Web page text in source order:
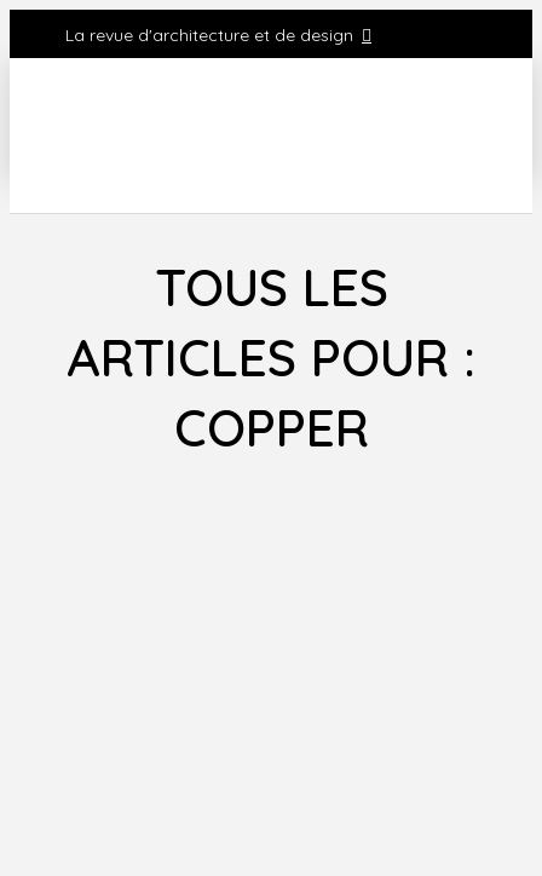
La revue d'architecture et de design
TOUS LES
ARTICLES POUR :
COPPER